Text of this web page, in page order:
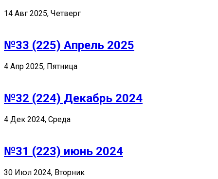
14 Авг 2025, Четверг
№33 (225) Апрель 2025
4 Апр 2025, Пятница
№32 (224) Декабрь 2024
4 Дек 2024, Среда
№31 (223) июнь 2024
30 Июл 2024, Вторник